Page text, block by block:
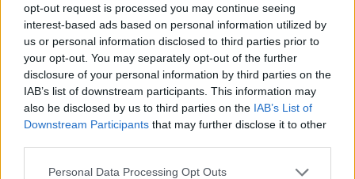
opt-out request is processed you may continue seeing
interest-based ads based on personal information utilized by
us or personal information disclosed to third parties prior to
your opt-out. You may separately opt-out of the further
disclosure of your personal information by third parties on the
IAB’s list of downstream participants. This information may
also be disclosed by us to third parties on the IAB’s List of
Downstream Participants that may further disclose it to other
Personal Data Processing Opt Outs
helyét a Skytra nevű londoni platform jelentené,
aminek élére a londoni tőzsde és a Chi-X egykori
vezetőjét nevezte ki a repülőgépgyártó. Az
előkészületek már két éve folynak,
légitársaságokkal együttműködésben és az év
végén indulhat el a kereskedés, ha megkapja a
brit pénzügyi felügyelettől a szükséges